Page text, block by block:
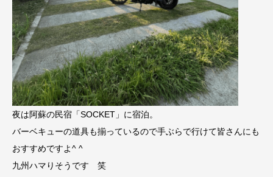
夜は阿蘇の民宿「SOCKET」に宿泊。
バーベキューの道具も揃っているので手ぶらで行けて皆さんにも
おすすめですよ^ ^
九州ハマりそうです 笑